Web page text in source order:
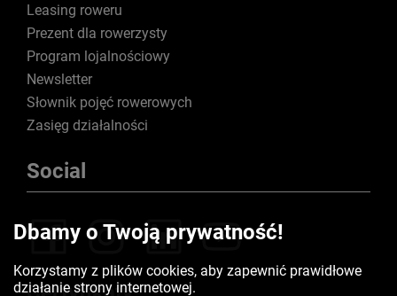
Leasing roweru
Prezent dla rowerzysty
Program lojalnościowy
Newsletter
Słownik pojęć rowerowych
Zasięg działalności
Social
Dbamy o Twoją prywatność!
Korzystamy z plików cookies, aby zapewnić prawidłowe
działanie strony internetowej.